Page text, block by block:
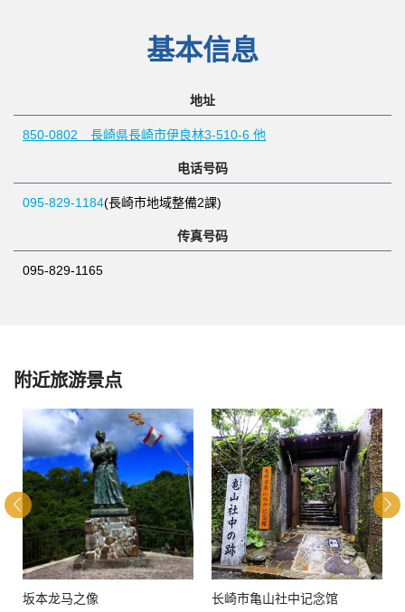
基本信息
地址
850-0802 長崎県長崎市伊良林3-510-6 他
电话号码
095-829-1184(長崎市地域整備2課)
传真号码
095-829-1165
附近旅游景点
坂本龙马之像 长崎市亀山社中记念馆